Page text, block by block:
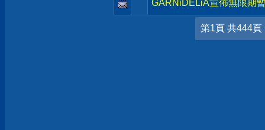
GARNiDELiA宣佈無限期
第1頁 共444頁